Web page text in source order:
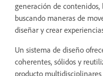
generación de contenidos,
buscando maneras de
diseñar y crear
Un sistema de diseño
coherentes, sólidos y
producto